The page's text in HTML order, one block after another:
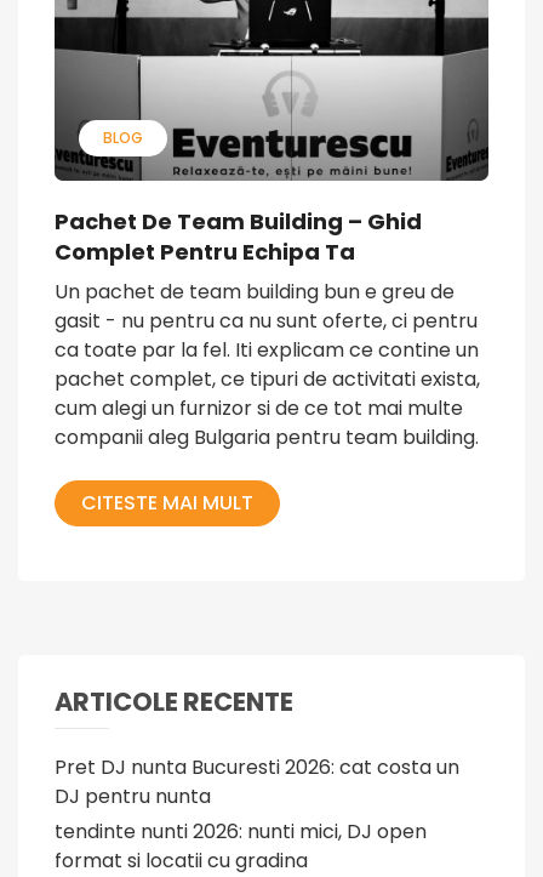
BLOG
Pachet De Team Building – Ghid
Complet Pentru Echipa Ta
Un pachet de team building bun e greu de
gasit - nu pentru ca nu sunt oferte, ci pentru
ca toate par la fel. Iti explicam ce contine un
pachet complet, ce tipuri de activitati exista,
cum alegi un furnizor si de ce tot mai multe
companii aleg Bulgaria pentru team building.
CITESTE MAI MULT
ARTICOLE RECENTE
Pret DJ nunta Bucuresti 2026: cat costa un
DJ pentru nunta
tendinte nunti 2026: nunti mici, DJ open
format si locatii cu gradina